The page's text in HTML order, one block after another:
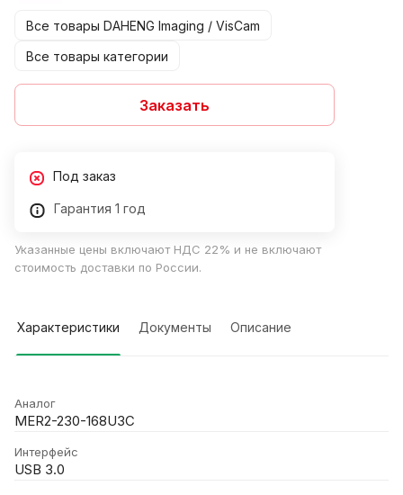
Все товары DAHENG Imaging / VisCam
Все товары категории
Заказать
Под заказ
Гарантия 1 год
Указанные цены включают НДС 22% и не включают
стоимость доставки по России.
Характеристики Документы Описание
Аналог
MER2-230-168U3C
Интерфейс
USB 3.0